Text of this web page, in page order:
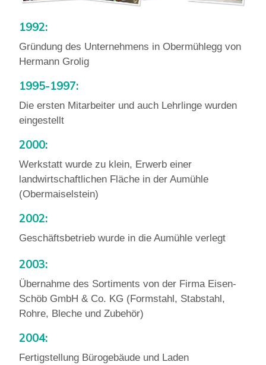
1992:
Gründung des Unternehmens in Obermühlegg von
Hermann Grolig
1995-1997:
Die ersten Mitarbeiter und auch Lehrlinge wurden
eingestellt
2000:
Werkstatt wurde zu klein, Erwerb einer
landwirtschaftlichen Fläche in der Aumühle
(Obermaiselstein)
2002:
Geschäftsbetrieb wurde in die Aumühle verlegt
2003:
Übernahme des Sortiments von der Firma Eisen-
Schöb GmbH & Co. KG (Formstahl, Stabstahl,
Rohre, Bleche und Zubehör)
2004:
Fertigstellung Bürogebäude und Laden